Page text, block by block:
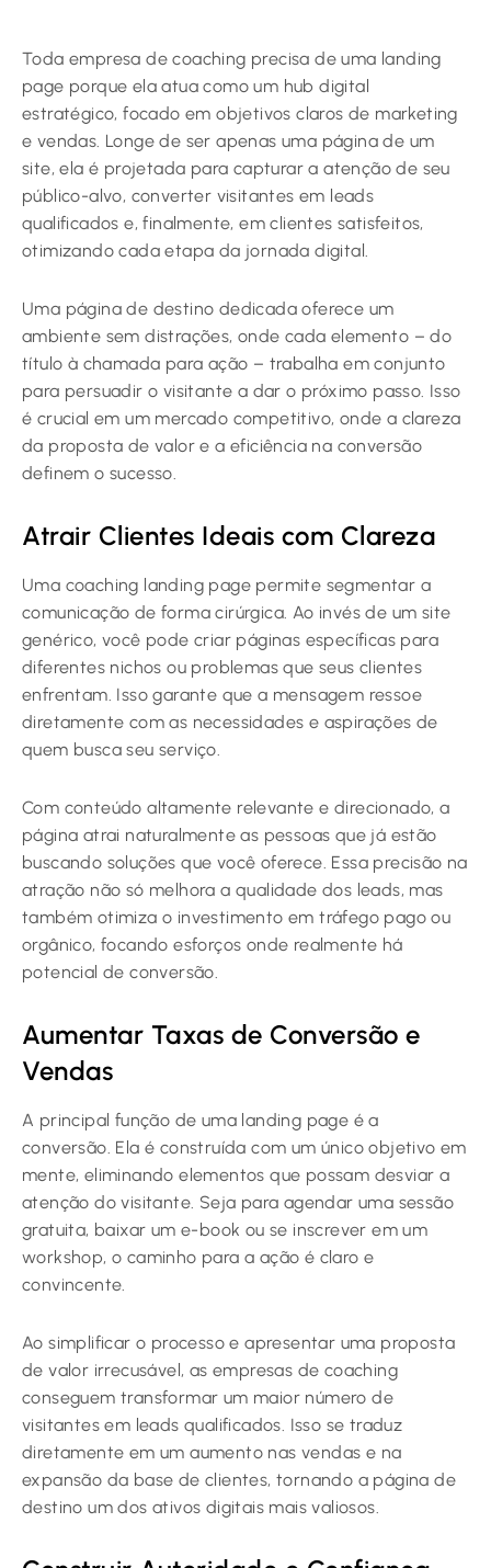
Toda empresa de coaching precisa de uma landing
page porque ela atua como um hub digital
estratégico, focado em objetivos claros de marketing
e vendas. Longe de ser apenas uma página de um
site, ela é projetada para capturar a atenção de seu
público-alvo, converter visitantes em leads
qualificados e, finalmente, em clientes satisfeitos,
otimizando cada etapa da jornada digital.
Uma página de destino dedicada oferece um
ambiente sem distrações, onde cada elemento – do
título à chamada para ação – trabalha em conjunto
para persuadir o visitante a dar o próximo passo. Isso
é crucial em um mercado competitivo, onde a clareza
da proposta de valor e a eficiência na conversão
definem o sucesso.
Atrair Clientes Ideais com Clareza
Uma coaching landing page permite segmentar a
comunicação de forma cirúrgica. Ao invés de um site
genérico, você pode criar páginas específicas para
diferentes nichos ou problemas que seus clientes
enfrentam. Isso garante que a mensagem ressoe
diretamente com as necessidades e aspirações de
quem busca seu serviço.
Com conteúdo altamente relevante e direcionado, a
página atrai naturalmente as pessoas que já estão
buscando soluções que você oferece. Essa precisão na
atração não só melhora a qualidade dos leads, mas
também otimiza o investimento em tráfego pago ou
orgânico, focando esforços onde realmente há
potencial de conversão.
Aumentar Taxas de Conversão e
Vendas
A principal função de uma landing page é a
conversão. Ela é construída com um único objetivo em
mente, eliminando elementos que possam desviar a
atenção do visitante. Seja para agendar uma sessão
gratuita, baixar um e-book ou se inscrever em um
workshop, o caminho para a ação é claro e
convincente.
Ao simplificar o processo e apresentar uma proposta
de valor irrecusável, as empresas de coaching
conseguem transformar um maior número de
visitantes em leads qualificados. Isso se traduz
diretamente em um aumento nas vendas e na
expansão da base de clientes, tornando a página de
destino um dos ativos digitais mais valiosos.